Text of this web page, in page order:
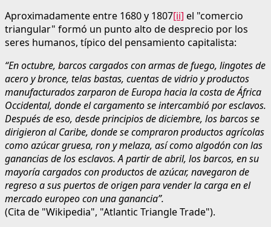
Aproximadamente entre 1680 y 1807[ii] el "comercio
triangular" formó un punto alto de desprecio por los
seres humanos, típico del pensamiento capitalista:
“En octubre, barcos cargados con armas de fuego, lingotes de
acero y bronce, telas bastas, cuentas de vidrio y productos
manufacturados zarparon de Europa hacia la costa de África
Occidental, donde el cargamento se intercambió por esclavos.
Después de eso, desde principios de diciembre, los barcos se
dirigieron al Caribe, donde se compraron productos agrícolas
como azúcar gruesa, ron y melaza, así como algodón con las
ganancias de los esclavos. A partir de abril, los barcos, en su
mayoría cargados con productos de azúcar, navegaron de
regreso a sus puertos de origen para vender la carga en el
mercado europeo con una ganancia”.
(Cita de "Wikipedia", "Atlantic Triangle Trade").